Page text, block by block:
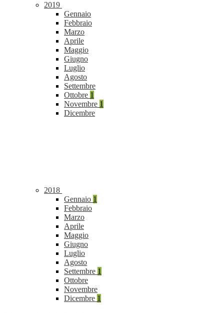
2019
Gennaio
Febbraio
Marzo
Aprile
Maggio
Giugno
Luglio
Agosto
Settembre
Ottobre 1
Novembre 1
Dicembre
2018
Gennaio 1
Febbraio
Marzo
Aprile
Maggio
Giugno
Luglio
Agosto
Settembre 1
Ottobre
Novembre
Dicembre 1